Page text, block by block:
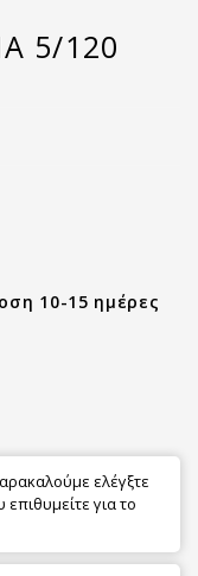
5/120
10-15 ημέρες
ελέγξτε
για το